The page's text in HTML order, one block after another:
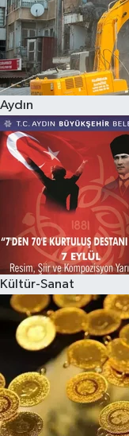
Aydın
Kültür-Sanat